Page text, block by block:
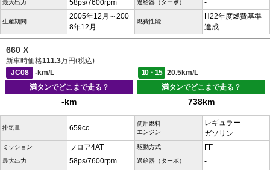
最大出力 58ps/7600rpm 過給器（ターボ） -
生産期間
2005年12月～200
8年12月
燃費性能
H22年度燃費基準
達成
660 X
新車時価格111.3万円(税込)
JC08
-km/L 10・15
20.5km/L
満タンでどこまで走る？
-km
満タンでどこまで走る？
738km
排気量 659cc
使用燃料
エンジン
レギュラー
ガソリン
ミッション フロア4AT 駆動方式 FF
最大出力 58ps/7600rpm 過給器（ターボ） -